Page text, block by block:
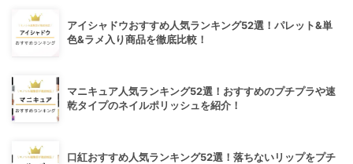
アイシャドウおすすめ人気ランキング52選！パレット&単
色&ラメ入り商品を徹底比較！
マニキュア人気ランキング52選！おすすめのプチプラや速
乾タイプのネイルポリッシュを紹介！
口紅おすすめ人気ランキング52選！落ちないリップをプチ